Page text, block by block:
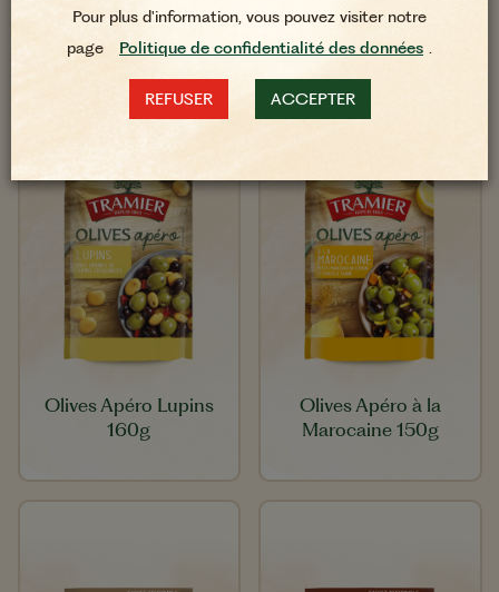
Olives Apéro Lupins
160g
Olives Apéro à la
Marocaine 150g
Pour plus d'information, vous pouvez visiter notre
page
Politique de confidentialité des données .
REFUSER ACCEPTER